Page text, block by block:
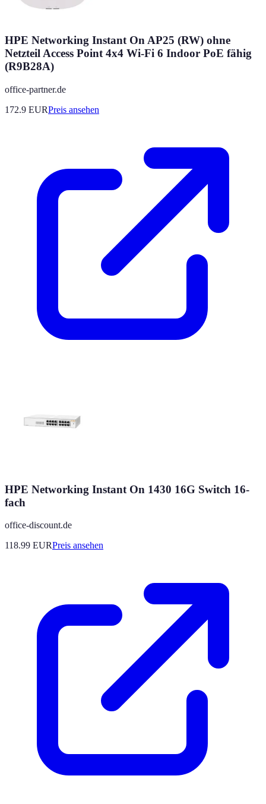
HPE Networking Instant On AP25 (RW) ohne
Netzteil Access Point 4x4 Wi-Fi 6 Indoor PoE fähig
(R9B28A)
office-partner.de
172.9 EURPreis ansehen
HPE Networking Instant On 1430 16G Switch 16-
fach
office-discount.de
118.99 EURPreis ansehen